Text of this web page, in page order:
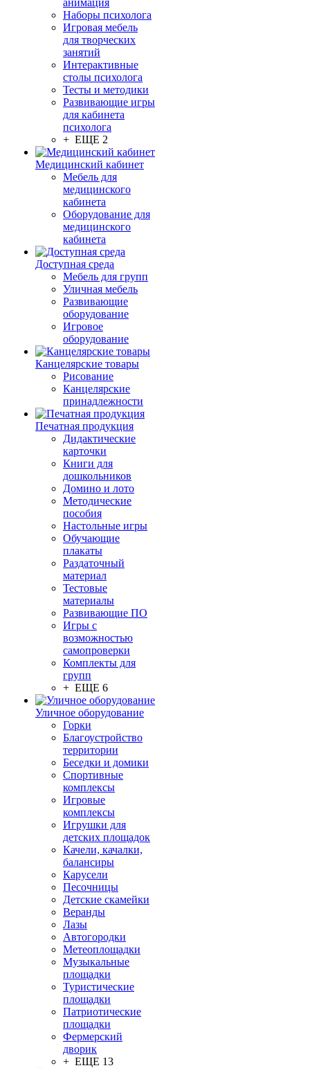
анимация
Наборы психолога
Игровая мебель
для творческих
занятий
Интерактивные
столы психолога
Тесты и методики
Развивающие игры
для кабинета
психолога
+ ЕЩЕ 2
Медицинский кабинет
Мебель для
медицинского
кабинета
Оборудование для
медицинского
кабинета
Доступная среда
Мебель для групп
Уличная мебель
Развивающие
оборудование
Игровое
оборудование
Канцелярские товары
Рисование
Канцелярские
принадлежности
Печатная продукция
Дидактические
карточки
Книги для
дошкольников
Домино и лото
Методические
пособия
Настольные игры
Обучающие
плакаты
Раздаточный
материал
Тестовые
материалы
Развивающие ПО
Игры с
возможностью
самопроверки
Комплекты для
групп
+ ЕЩЕ 6
Уличное оборудование
Горки
Благоустройство
территории
Беседки и домики
Спортивные
комплексы
Игровые
комплексы
Игрушки для
детских площадок
Качели, качалки,
балансиры
Карусели
Песочницы
Детские скамейки
Веранды
Лазы
Автогородки
Метеоплощадки
Музыкальные
площадки
Туристические
площадки
Патриотические
площадки
Фермерский
дворик
+ ЕЩЕ 13